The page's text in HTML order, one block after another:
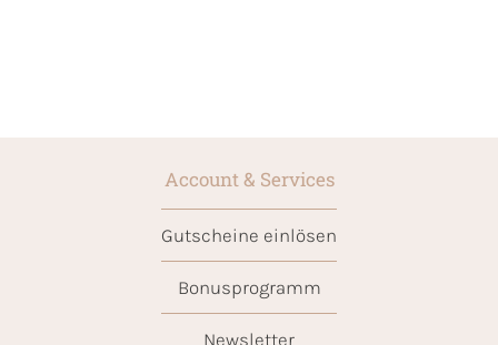
Account & Services
Gutscheine einlösen
Bonusprogramm
Newsletter